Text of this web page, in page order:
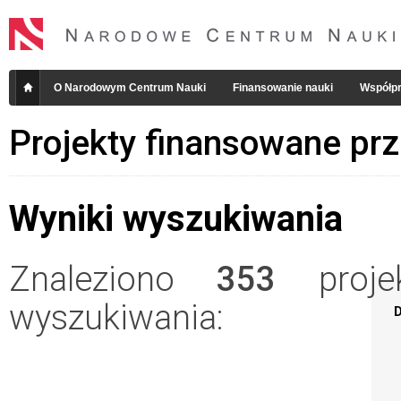
O Narodowym Centrum Nauki Finansowanie nauki
Projekty finansowane
Wyniki wyszukiwania
Znaleziono 353
wyszukiwania: